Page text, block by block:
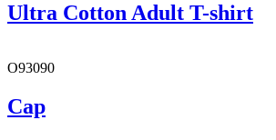
Ultra Cotton Adult T-shirt
O93090
Cap